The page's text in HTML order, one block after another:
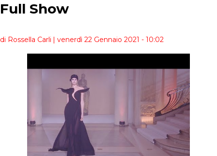
Full Show
di Rossella Carli | venerdì 22 Gennaio 2021 - 10:02